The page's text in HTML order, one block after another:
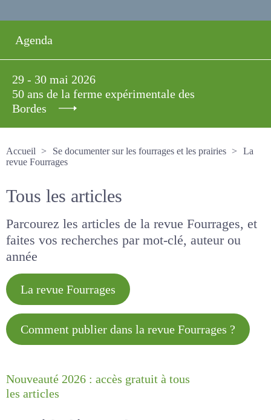
Agenda
29 - 30 mai 2026
50 ans de la ferme expérimentale des
Bordes
Accueil
Se documenter sur les fourrages et les prairies
La revue Fourrages
Tous les articles
Parcourez les articles de la revue Fourrages, et
faites vos recherches par mot-clé, auteur ou
année
La revue Fourrages
Comment publier dans la revue
Nouveauté 2026 : accès gratuit à